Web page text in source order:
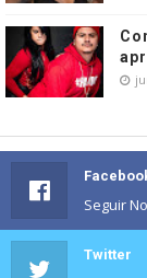
Seguir
Twitter